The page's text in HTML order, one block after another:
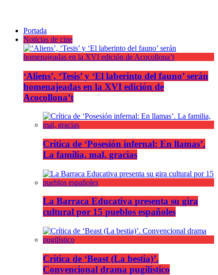
Portada
Noticias de cine
‘Aliens’, ‘Tesis’ y ‘El laberinto del fauno’ serán
homenajeadas en la XVI edición de
Acocollona’t
Crítica de ‘Posesión infernal: En llamas’.
La familia, mal, gracias
La Barraca Educativa presenta su gira
cultural por 15 pueblos españoles
Crítica de ‘Beast (La bestia)’.
Convencional drama pugilístico